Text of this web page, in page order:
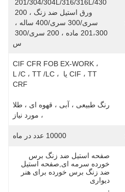
س
CIF CFR FOB EX-WORK ،
CIF ، TT یا L /C ، TT /LC ،
CRF
، مورد نیاز
10000 عدد در ماه
دیواری